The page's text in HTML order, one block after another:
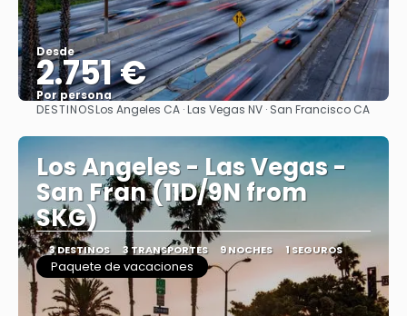
Desde
2.751 €
Por persona
Ver
DESTINOSLos Angeles CA · Las Vegas NV · San Francisco CA
Los Angeles - Las Vegas -
San Fran (11D/9N from
SKG)
3 DESTINOS 3 TRANSPORTES 9 NOCHES 1 SEGUROS
Paquete de vacaciones